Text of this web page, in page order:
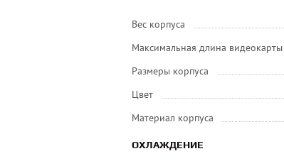
Вес корпуса
Максимальная длина видеокарты
Размеры корпуса
Цвет
Материал корпуса
ОХЛАЖДЕНИЕ